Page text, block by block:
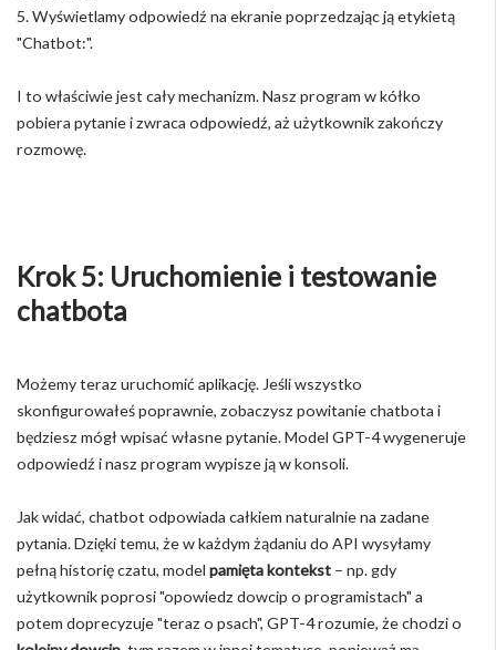
5. Wyświetlamy odpowiedź na ekranie poprzedzając ją etykietą
"Chatbot:".
I to właściwie jest cały mechanizm. Nasz program w kółko
pobiera pytanie i zwraca odpowiedź, aż użytkownik zakończy
rozmowę.
Krok 5: Uruchomienie i testowanie
chatbota
Możemy teraz uruchomić aplikację. Jeśli wszystko
skonfigurowałeś poprawnie, zobaczysz powitanie chatbota i
będziesz mógł wpisać własne pytanie. Model GPT-4 wygeneruje
odpowiedź i nasz program wypisze ją w konsoli.
Jak widać, chatbot odpowiada całkiem naturalnie na zadane
pytania. Dzięki temu, że w każdym żądaniu do API wysyłamy
pełną historię czatu, model pamięta kontekst – np. gdy
użytkownik poprosi "opowiedz dowcip o programistach" a
potem doprecyzuje "teraz o psach", GPT-4 rozumie, że chodzi o